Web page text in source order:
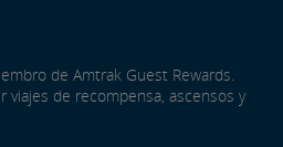
de Amtrak Guest Rewards.
viajes de recompensa, ascensos y